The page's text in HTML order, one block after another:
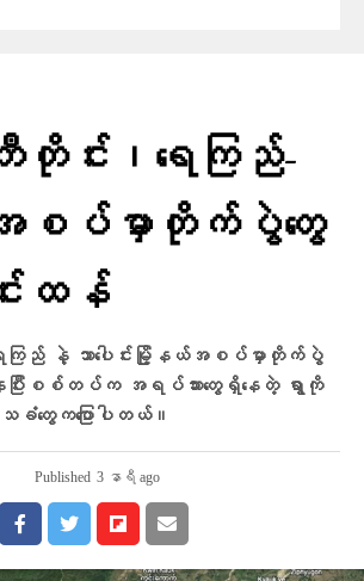
င်း၊ရေကြည်-
းအစပ်မှာတိုက်ပွဲတွေ
းထန်
ြည် နဲ့ သာပေါင်းမြို့နယ်အစပ်မှာတိုက်ပွဲ
ပြီးစစ်တပ်က အရပ်သားတွေရှိနေတဲ့ ရွာကို
ခံ​တွေက​ပြောပါတယ်။
Published 3 နာရီ ago